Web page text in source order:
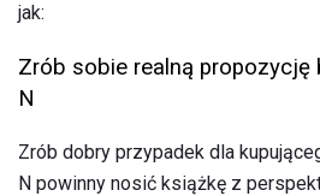
jak:
Zrób sobie realną propozycję
N
Zrób dobry przypadek dla
N powinny nosić książkę z